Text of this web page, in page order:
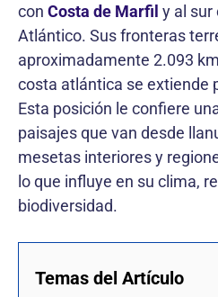
con Costa de Marfil y al sur
Atlántico. Sus fronteras
aproximadamente 2.093
costa atlántica se extiende
Esta posición le confiere
paisajes que van desde
mesetas interiores y
lo que influye en su clima,
biodiversidad.
Temas del Artículo